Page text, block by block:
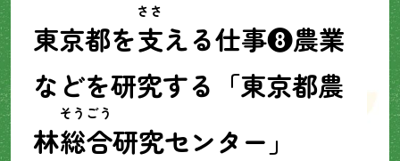
東京都を支
ささ
える仕事❽農業
などを研究する「東京都農
林総合
そうごう
研究センター」